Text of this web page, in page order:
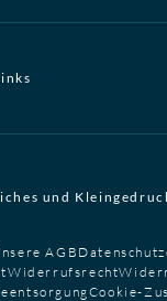
und
AGB
Widerrufsrecht
Cookie-